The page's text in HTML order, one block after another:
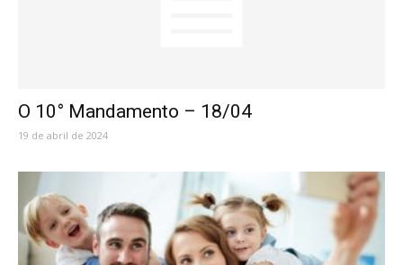
O 10° Mandamento – 18/04
19 de abril de 2024